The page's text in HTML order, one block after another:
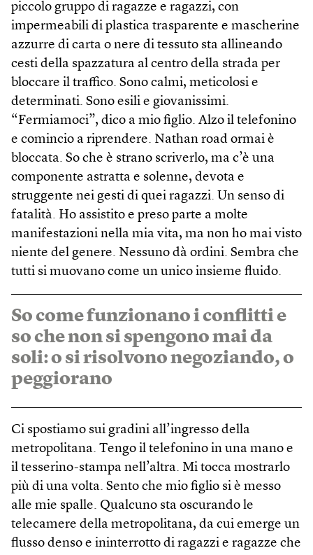
piccolo gruppo di ragazze e ragazzi, con
impermeabili di plastica trasparente e mascherine
azzurre di carta o nere di tessuto sta allineando
cesti della spazzatura al centro della strada per
bloccare il traffico. Sono calmi, meticolosi e
determinati. Sono esili e giovanissimi.
“Fermiamoci”, dico a mio figlio. Alzo il telefonino
e comincio a riprendere. Nathan road ormai è
bloccata. So che è strano scriverlo, ma c’è una
componente astratta e solenne, devota e
struggente nei gesti di quei ragazzi. Un senso di
fatalità. Ho assistito e preso parte a molte
manifestazioni nella mia vita, ma non ho mai visto
niente del genere. Nessuno dà ordini. Sembra che
tutti si muovano come un unico insieme fluido.
So come funzionano i conflitti e
so che non si spengono mai da
soli: o si risolvono negoziando, o
peggiorano
Ci spostiamo sui gradini all’ingresso della
metropolitana. Tengo il telefonino in una mano e
il tesserino-stampa nell’altra. Mi tocca mostrarlo
più di una volta. Sento che mio figlio si è messo
alle mie spalle. Qualcuno sta oscurando le
telecamere della metropolitana, da cui emerge un
flusso denso e ininterrotto di ragazzi e ragazze che